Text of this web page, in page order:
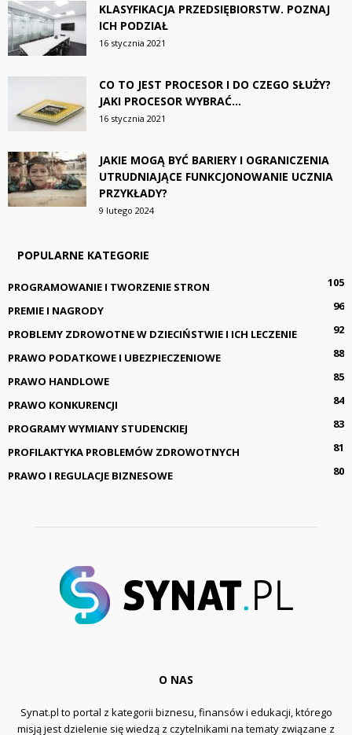
KLASYFIKACJA PRZEDSIĘBIORSTW. POZNAJ
ICH PODZIAŁ
16 stycznia 2021
CO TO JEST PROCESOR I DO CZEGO SŁUŻY?
JAKI PROCESOR WYBRAĆ...
16 stycznia 2021
JAKIE MOGĄ BYĆ BARIERY I OGRANICZENIA
UTRUDNIAJĄCE FUNKCJONOWANIE UCZNIA
PRZYKŁADY?
9 lutego 2024
POPULARNE KATEGORIE
PROGRAMOWANIE I TWORZENIE STRON
105
PREMIE I NAGRODY
96
PROBLEMY ZDROWOTNE W DZIECIŃSTWIE I ICH LECZENIE
92
PRAWO PODATKOWE I UBEZPIECZENIOWE
88
PRAWO HANDLOWE
85
PRAWO KONKURENCJI
84
PROGRAMY WYMIANY STUDENCKIEJ
83
PROFILAKTYKA PROBLEMÓW ZDROWOTNYCH
81
PRAWO I REGULACJE BIZNESOWE
80
O NAS
Synat.pl to portal z kategorii biznesu, finansów i edukacji, którego
misją jest dzielenie się wiedzą z czytelnikami na tematy związane z